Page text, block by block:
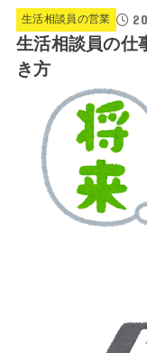
生活相談員の営業
生活相談員の仕
き方